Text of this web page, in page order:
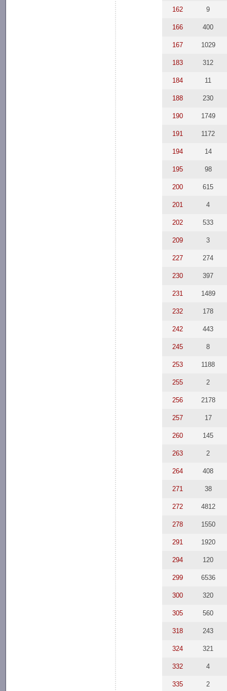
162 9
166 400
167 1029
183 312
184 11
188 230
190 1749
191 1172
194 14
195 98
200 615
201 4
202 533
209 3
227 274
230 397
231 1489
232 178
242 443
245 8
253 1188
255 2
256 2178
257 17
260 145
263 2
264 408
271 38
272 4812
278 1550
291 1920
294 120
299 6536
300 320
305 560
318 243
324 321
332 4
335 2